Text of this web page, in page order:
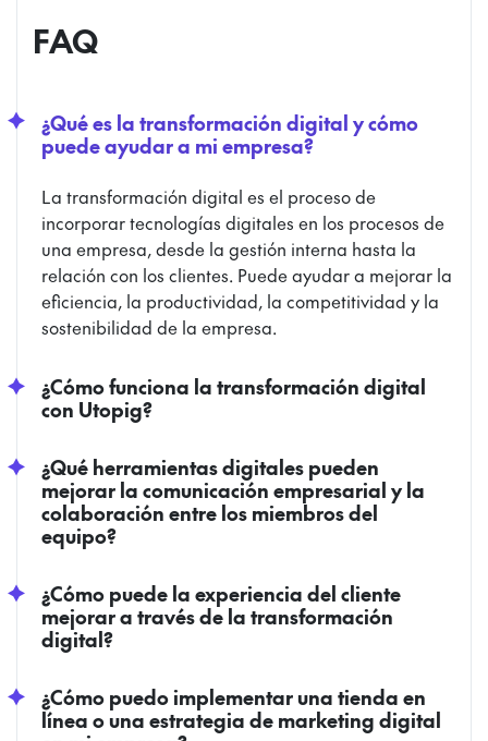
FAQ
¿Qué es la transformación digital y cómo
puede ayudar a mi empresa?
La transformación digital es el proceso de
incorporar tecnologías digitales en los procesos de
una empresa, desde la gestión interna hasta la
relación con los clientes. Puede ayudar a mejorar la
eficiencia, la productividad, la competitividad y la
sostenibilidad de la empresa.
¿Cómo funciona la transformación digital
con Utopig?
¿Qué herramientas digitales pueden
mejorar la comunicación empresarial y la
colaboración entre los miembros del
equipo?
¿Cómo puede la experiencia del cliente
mejorar a través de la transformación
digital?
¿Cómo puedo implementar una tienda en
línea o una estrategia de marketing digital